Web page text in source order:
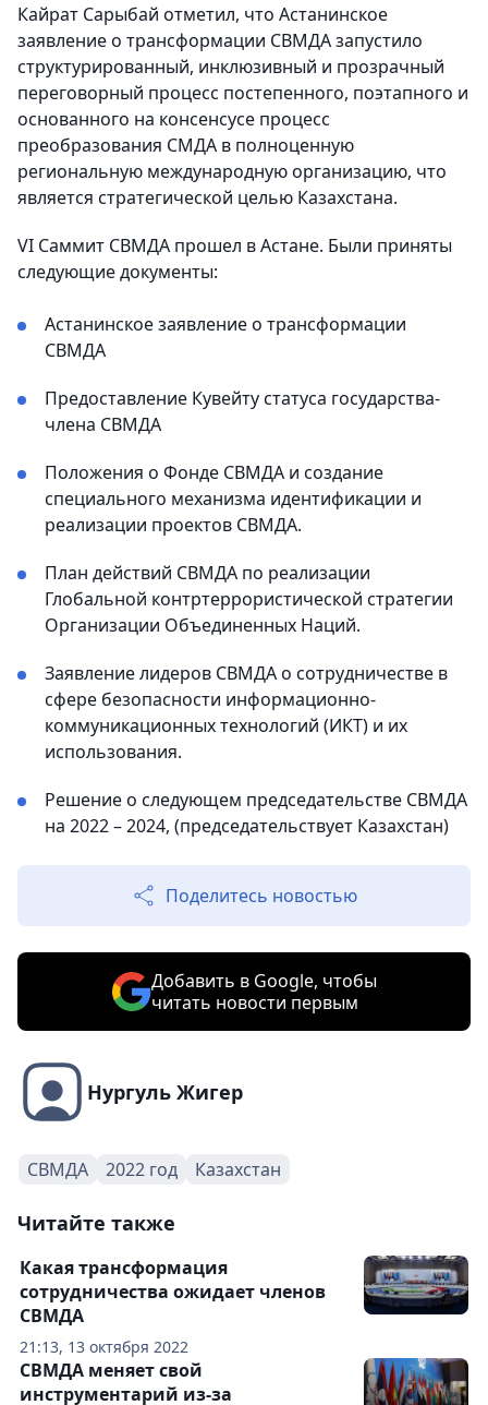
Кайрат Сарыбай отметил, что Астанинское
заявление о трансформации СВМДА запустило
структурированный, инклюзивный и прозрачный
переговорный процесс постепенного, поэтапного и
основанного на консенсусе процесс
преобразования СМДА в полноценную
региональную международную организацию, что
является стратегической целью Казахстана.
VI Саммит СВМДА прошел в Астане. Были приняты
следующие документы:
Астанинское заявление о трансформации
СВМДА
Предоставление Кувейту статуса государства-
члена СВМДА
Положения о Фонде СВМДА и создание
специального механизма идентификации и
реализации проектов СВМДА.
План действий СВМДА по реализации
Глобальной контртеррористической стратегии
Организации Объединенных Наций.
Заявление лидеров СВМДА о сотрудничестве в
сфере безопасности информационно-
коммуникационных технологий (ИКТ) и их
использования.
Решение о следующем председательстве СВМДА
на 2022 – 2024, (председательствует Казахстан)
Поделитесь новостью
Добавить в Google, чтобы
читать новости первым
Нургуль Жигер
СВМДА 2022 год Казахстан
Читайте также
21:13, 13 октября 2022
Какая трансформация
сотрудничества ожидает членов
СВМДА
СВМДА меняет свой
инструментарий из-за